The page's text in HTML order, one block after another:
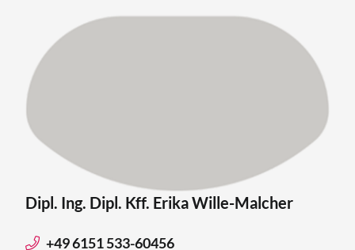
Dipl. Ing. Dipl. Kff. Erika Wille-Malcher
+49 6151 533-60456